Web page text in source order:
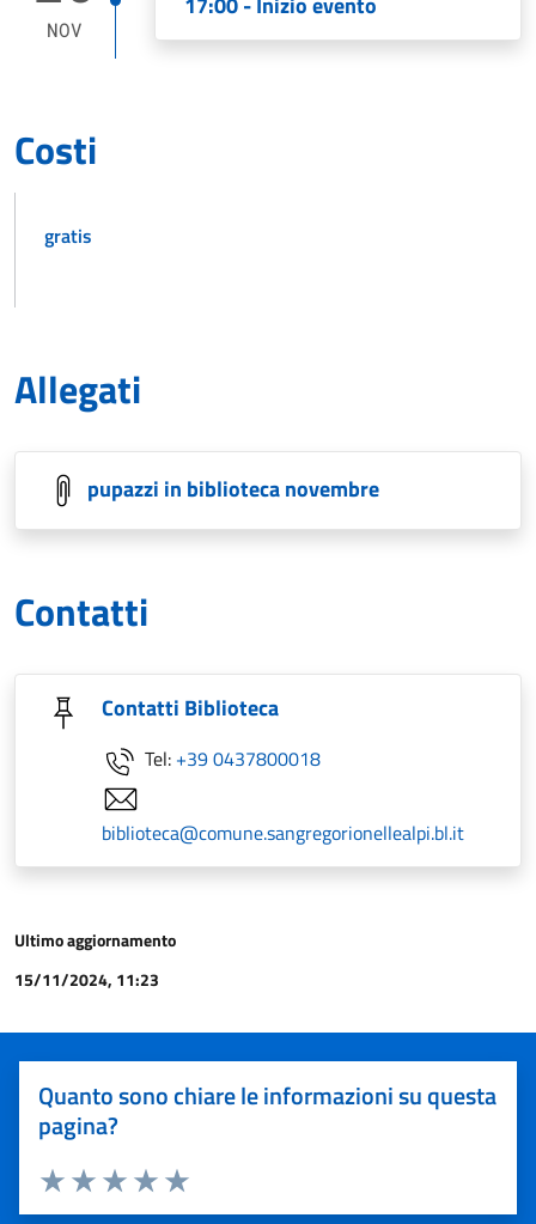
NOV
Costi
gratis
Allegati
pupazzi in biblioteca novembre
Contatti
Contatti Biblioteca
Tel: +39 0437800018
biblioteca@comune.sangregorionellealpi.bl.it
Ultimo aggiornamento
15/11/2024, 11:23
Quanto sono chiare le informazioni su questa
pagina?
Valuta 5 stelle su 5
Valuta 4 stelle su 5
Valuta 3 stelle su 5
Valuta 2 stelle su 5
Valuta 1 stelle su 5